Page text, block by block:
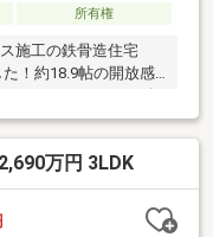
所有権
施工の鉄骨造住宅
！約18.9帖の開放感
の家事を快適にサポ
も豊富。将来のライ
です。駐車場2台分
約500m）やスーパー
住環境。既存住宅瑕
万円 3LDK